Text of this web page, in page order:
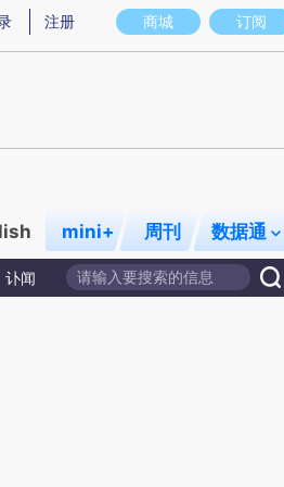
存在偏差。不代表财新观点和立场。推荐点
商城 订阅
注册
mini+ 周刊 数据通
讣闻